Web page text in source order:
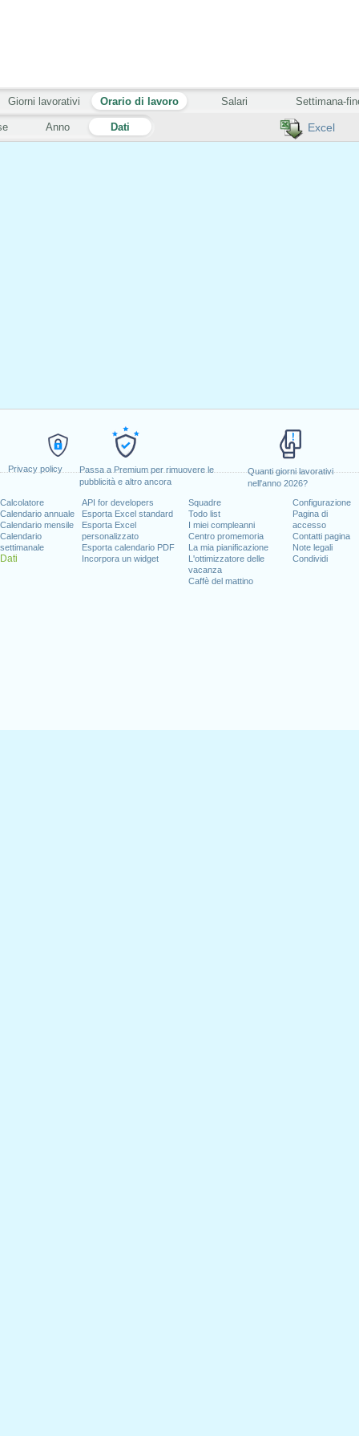
Privacy policy
Passa a Premium per rimuovere le
pubblicità e altro ancora
Quanti giorni lavorativi
nell'anno 2026?
Calcolatore
Calendario annuale
Calendario mensile
Calendario
settimanale
Dati
API for developers
Esporta Excel standard
Esporta Excel
personalizzato
Esporta calendario PDF
Incorpora un widget
Squadre
Todo list
I miei compleanni
Centro promemoria
La mia pianificazione
L'ottimizzatore delle
vacanza
Caffè del mattino
Configurazione
Pagina di
accesso
Contatti pagina
Note legali
Condividi
Excel
Anno Dati
Giorni lavorativi Orario di lavoro Salari Settimana-